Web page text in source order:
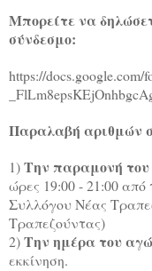
Μπορείτε να
σύνδεσμο:
https://
Παραλαβή αριθμών
1)Την παραμονή
ώρες 19:00 - 21:00
Συλλόγου Νέας
Τραπεζούντας)
2)Την ημέρα του
εκκίνηση.